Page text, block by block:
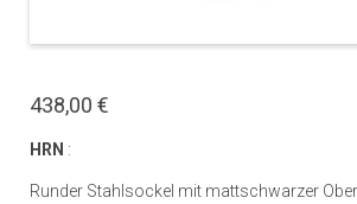
438,00 €
HRN :
Runder Stahlsockel mit mattschwarzer